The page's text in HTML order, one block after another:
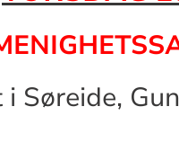
Søreide,